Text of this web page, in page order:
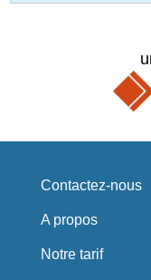
Contactez-nous
A propos
Notre tarif